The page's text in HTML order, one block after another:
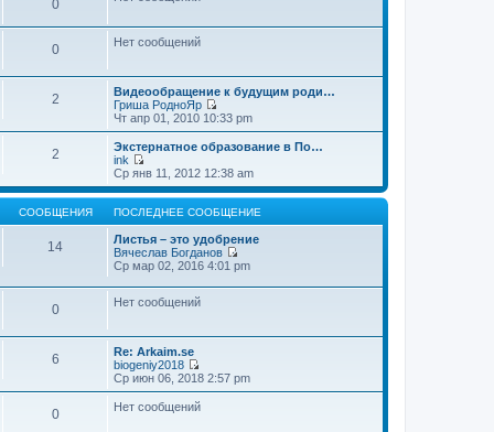
ю
е
м
у
о
о
б
е
н
ю
л
е
д
н
е
у
о
о
б
щ
н
ю
0
0 Нет сообщений
2
Видеообращение к будущим роди…
Гриша РодноЯр
П
е
р
е
й
т
и
к
о
с
л
е
д
у
о
б
Чт апр 01, 2010 10:33 pm
2
Экстернатное образование в По…
ink
П
е
р
е
й
т
и
к
п
о
с
д
н
е
м
у
с
Ср янв 11, 2012 12:38 am
СООБЩЕНИЯ ПОСЛЕДНЕЕ СООБЩЕНИЕ
14
Листья – это удобрение
Вячеслав Богданов
П
р
и
о
с
Ср мар 02, 2016 4:01 pm
0 Нет сообщений
6
Re: Arkaim.se
biogeniy2018
П
е
р
е
Ср июн 06, 2018 2:57 pm
0 Нет сообщений